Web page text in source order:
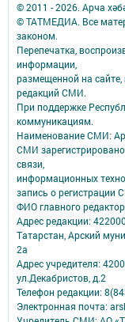
© 2011 - 2026. Арча
© ТАТМЕДИА. Все
законом.
Перепечатка,
информации,
размещенной на
редакций СМИ.
При поддержке
коммуникациям.
Наименование СМИ:
СМИ
связи,
информационных
запись о
ФИО главного
Адрес редакции:
Татарстан, Арский
2а
Адрес учредителя:
ул.Декабристов, д.2
Телефон редакции:
Электронная почта: